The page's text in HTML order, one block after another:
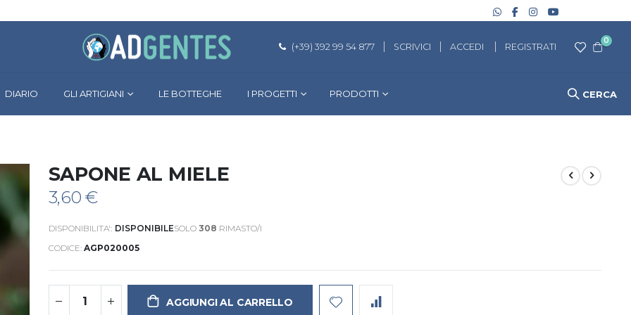
(+39) 392 99 54 877 SCRIVICI ACCEDI REGISTRATI
Cart
0
DIARIO GLI ARTIGIANI LE BOTTEGHE I PROGETTI PRODOTTI CERCA
SAPONE AL MIELE
3,60 €
DISPONIBILITA': DISPONIBILESOLO 308 RIMASTO/I
CODICE AGP020005
AGGIUNGI AL CARRELLO